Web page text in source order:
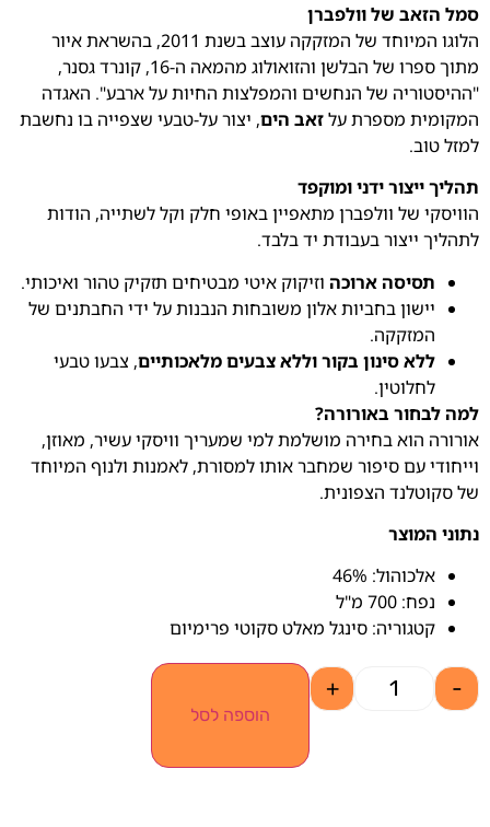
סמל הזאב של וולפברן
הלוגו המיוחד של המזקקה עוצב בשנת 2011, בהשראת איור
מתוך ספרו של הבלשן והזואולוג מהמאה ה-16, קונרד גסנר,
"ההיסטוריה של הנחשים והמפלצות החיות על ארבע". האגדה
המקומית מספרת עלזאב הים, יצור על-טבעי שצפייה בו נחשבת
למזל טוב.
תהליך ייצור ידני ומוקפד
הוויסקי של וולפברן מתאפיין באופי חלק וקל לשתייה, הודות
לתהליך ייצור בעבודת יד בלבד.
תסיסה ארוכה וזיקוק איטי מבטיחים תזקיק טהור ואיכותי.
יישון בחביות אלון משובחות הנבנות על ידי החבתנים של
המזקקה.
ללא סינון בקור וללא צבעים מלאכותיים, צבעו טבעי
לחלוטין.
למה לבחור באורורה?
אורורה הוא בחירה מושלמת למי שמעריך וויסקי עשיר, מאוזן,
וייחודי עם סיפור שמחבר אותו למסורת, לאמנות ולנוף המיוחד
של סקוטלנד הצפונית.
נתוני המוצר
אלכוהול: 46%
נפח: 700 מ"ל
קטגוריה: סינגל מאלט סקוטי פרימיום
-
+
הוספה לסל